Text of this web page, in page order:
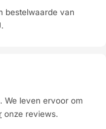
bestelwaarde van
We leven ervoor om
onze reviews.